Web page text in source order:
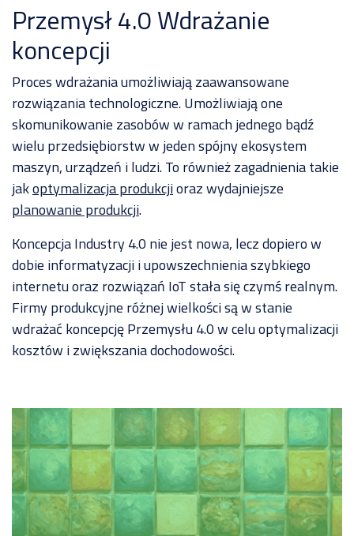
ERP
dla
produkcji
Zapisz
się
na
Meetup
Produkcyjny
Sprawdź
WYDAJNOŚĆ
monitorowania
maszyn
oraz
linii
(IOT)
System
monitorowania
OEE
-
Dashboardy
KPI
Cyfrowa
matryca
kompetencji
Dostępność
maszyn a
OEE –
wszystko,
co musisz
wiedzieć
Przejdź
firmie
Etyflex
producenta
etykiet
opakowań
Jak
skutecznie
zarządzać
safety
stockami?
Obniżenie
kosztów
operacyjnych
w
firmie
z
grupy
TOYOTA
Produkcja
kabli
i
przewodów
Pozostałe
wdrożenia
REFERENCJE
Manex
Przemysł 4.0 Wdrażanie
koncepcji
Proces wdrażania umożliwiają zaawansowane
rozwiązania technologiczne. Umożliwiają one
skomunikowanie zasobów w ramach jednego bądź
wielu przedsiębiorstw w jeden spójny ekosystem
maszyn, urządzeń i ludzi. To również zagadnienia takie
jakoptymalizacja produkcjioraz wydajniejsze
planowanie produkcji.
Koncepcja Industry 4.0 nie jest nowa, lecz dopiero w
dobie informatyzacji i upowszechnienia szybkiego
internetu oraz rozwiązań IoT stała się czymś realnym.
Firmy produkcyjne różnej wielkości są w stanie
wdrażać koncepcję Przemysłu 4.0 w celu optymalizacji
kosztów i zwiększania dochodowości.